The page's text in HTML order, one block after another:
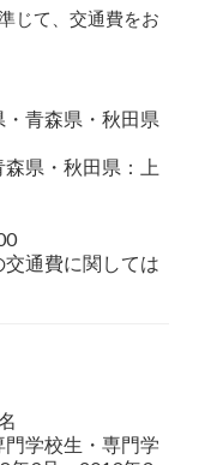
じて、交通費をお
青森県・秋田県
県・秋田県：上
通費に関しては
学校生・専門学